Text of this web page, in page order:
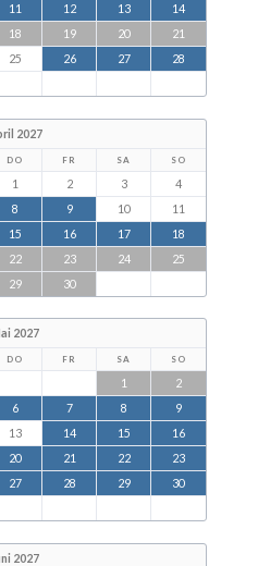
11 12 13
14
18 19 20
21
25 26 27
28
2027
DO FR SA SO
1 2 3
4
8 9 10
11
15 16 17
18
22 23 24
25
29 30
2027
DO FR SA SO
1
2
6 7 8
9
13 14 15
16
20 21 22
23
27 28 29
30
2027